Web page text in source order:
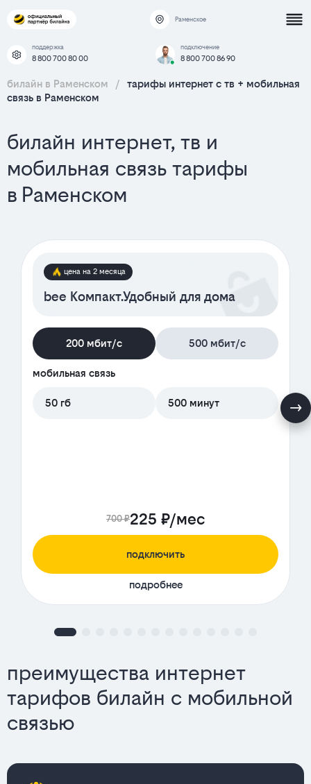
Раменское
поддержка
8 800 700 80 00
подключение
8 800 700 86 90
билайн в Раменском /
тарифы интернет c тв + мобильная
связь в Раменском
билайн интернет, тв и
мобильная связь тарифы
в Раменском
цена на 2 месяца
bee Компакт.Удобный для дома
200 мбит/с 500 мбит/с
мобильная связь
50 гб 500 минут
700 ₽225 ₽/мес
подключить
подробнее
преимущества интернет
тарифов билайн с мобильной
связью